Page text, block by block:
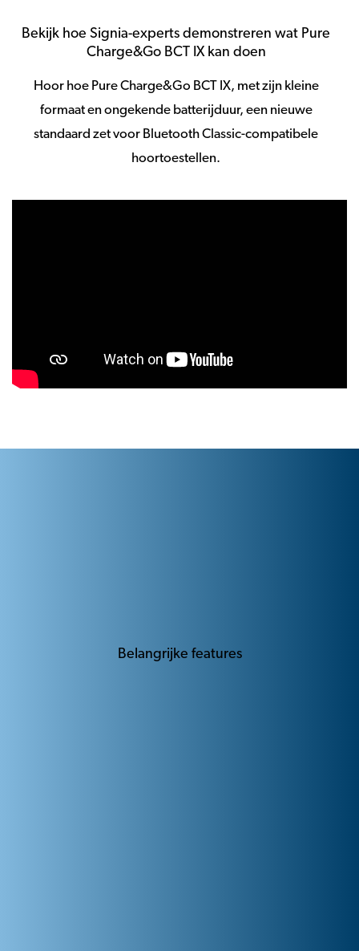
Bekijk hoe Signia-experts demonstreren wat Pure
Charge&Go BCT IX kan doen
Hoor hoe Pure Charge&Go BCT IX, met zijn kleine
formaat en ongekende batterijduur, een nieuwe
standaard zet voor Bluetooth Classic-compatibele
hoortoestellen.
Belangrijke features